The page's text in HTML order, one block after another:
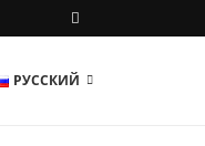
РУССКИЙ